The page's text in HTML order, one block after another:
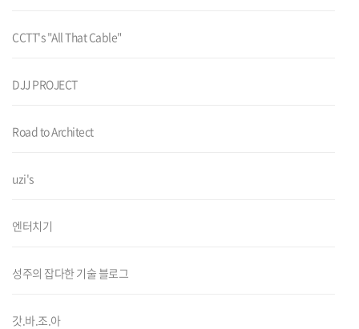
CCTT's "All That Cable"
DJJ PROJECT
Road to Architect
uzi's
엔터치기
성주의 잡다한 기술 블로그
갓.바.조.아